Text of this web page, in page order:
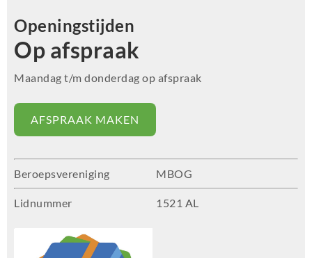
Openingstijden
Op afspraak
Maandag t/m donderdag op afspraak
AFSPRAAK MAKEN
Beroepsvereniging MBOG
Lidnummer 1521 AL